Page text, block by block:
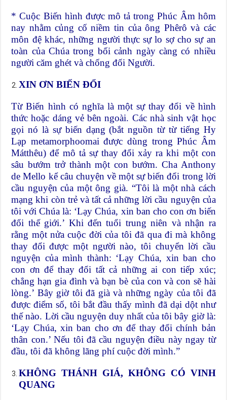
* Cuộc Biến hình được mô tả trong Phúc Âm hôm
nay nhằm củng cố niềm tin của ông Phêrô và các
môn đệ khác, những người thực sự lo sợ cho sự an
toàn của Chúa trong bối cảnh ngày càng có nhiều
người căm ghét và chống đối Người.
XIN ƠN BIẾN ĐỔI
Từ Biến hình có nghĩa là một sự thay đổi về hình
thức hoặc dáng vẻ bên ngoài. Các nhà sinh vật học
gọi nó là sự biến dạng (bắt nguồn từ từ tiếng Hy
Lạp metamorphoomai được dùng trong Phúc Âm
Mátthêu) để mô tả sự thay đổi xảy ra khi một con
sâu bướm trở thành một con bướm. Cha Anthony
de Mello kể câu chuyện về một sự biến đổi trong lời
cầu nguyện của một ông già. “Tôi là một nhà cách
mạng khi còn trẻ và tất cả những lời cầu nguyện của
tôi với Chúa là: ‘Lạy Chúa, xin ban cho con ơn biến
đổi thế giới.’ Khi đến tuổi trung niên và nhận ra
rằng một nửa cuộc đời của tôi đã qua đi mà không
thay đổi được một người nào, tôi chuyển lời cầu
nguyện của mình thành: ‘Lạy Chúa, xin ban cho
con ơn để thay đổi tất cả những ai con tiếp xúc;
chẳng hạn gia đình và bạn bè của con và con sẽ hài
lòng.’ Bây giờ tôi đã già và những ngày của tôi đã
được điểm số, tôi bắt đầu thấy mình đã dại dột như
thế nào. Lời cầu nguyện duy nhất của tôi bây giờ là:
‘Lạy Chúa, xin ban cho ơn để thay đổi chính bản
thân con.’ Nếu tôi đã cầu nguyện điều này ngay từ
đầu, tôi đã không lãng phí cuộc đời mình.”
KHÔNG THÁNH GIÁ, KHÔNG CÓ VINH
QUANG